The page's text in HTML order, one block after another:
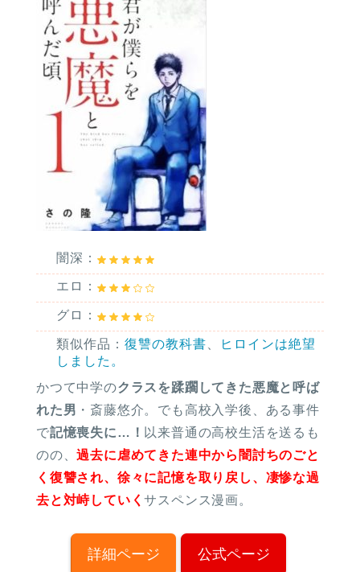
闇深：
エロ：
グロ：
類似作品： 復讐の教科書
ヒロインは絶望
しました。
かつて中学のクラスを蹂躙してきた悪魔と呼ば
れた男 ・斎藤悠介。でも高校入学後、ある事件
で記憶喪失に…！ 以来普通の高校生活を送るも
のの、過去に虐めてきた連中から闇討ちのごと
く復讐され、徐々に記憶を取り戻し、凄惨な過
去と対峙していくサスペンス漫画。
詳細ページ 公式ページ